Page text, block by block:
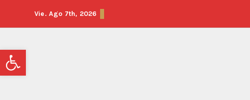
Vie. Ago 7th, 2026
Abrir barra de herramientas